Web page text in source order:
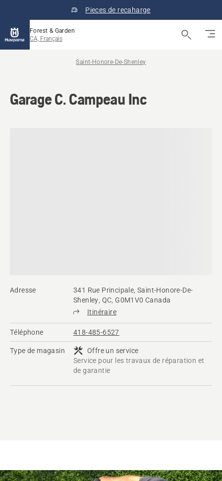
Pieces de recaharge
Forest & Garden
CA, Français
Saint-Honore-De-Shenley
Garage C. Campeau Inc
Adresse
341 Rue Principale, Saint-Honore-De-
Shenley, QC, G0M1V0 Canada
Itinéraire
Téléphone 418-485-6527
Type de magasin
Offre un service
Service pour les travaux de réparation et
de garantie